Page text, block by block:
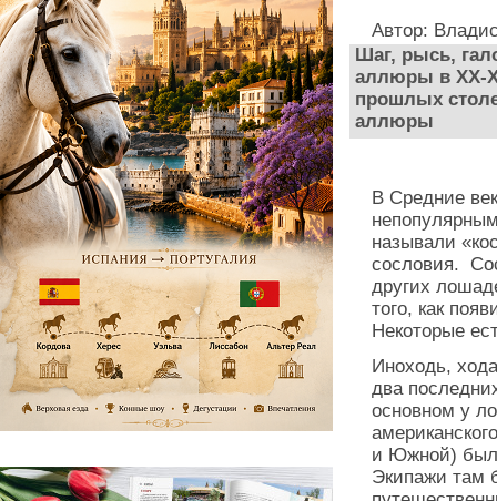
Автор:
Шаг, рысь,
аллюры в XX-
прошлых
аллюры
В Средние
называли
сословия.
других
того, как
Некоторые
Иноходь,
два
основном у
и Южной)
Экипажи там